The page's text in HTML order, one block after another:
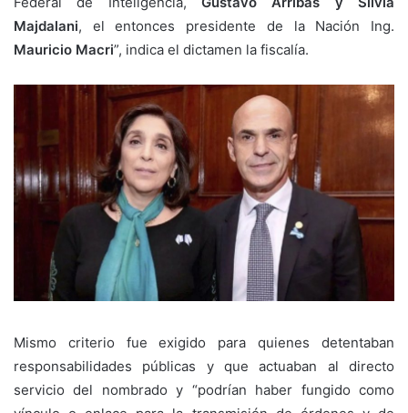
Majdalani, el entonces presidente de la Nación Ing.
Mauricio Macri”, indica el dictamen la fiscalía.
Mismo criterio fue exigido para quienes detentaban
responsabilidades públicas y que actuaban al directo
servicio del nombrado y “podrían haber fungido como